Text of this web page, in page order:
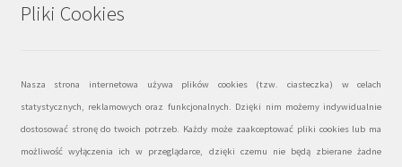
Pliki Cookies
Nasza strona internetowa używa plików cookies (tzw. ciasteczka) w celach
statystycznych, reklamowych oraz funkcjonalnych. Dzięki nim możemy indywidualnie
dostosować stronę do twoich potrzeb. Każdy może zaakceptować pliki cookies lub ma
możliwość wyłączenia ich w przeglądarce, dzięki czemu nie będą zbierane żadne